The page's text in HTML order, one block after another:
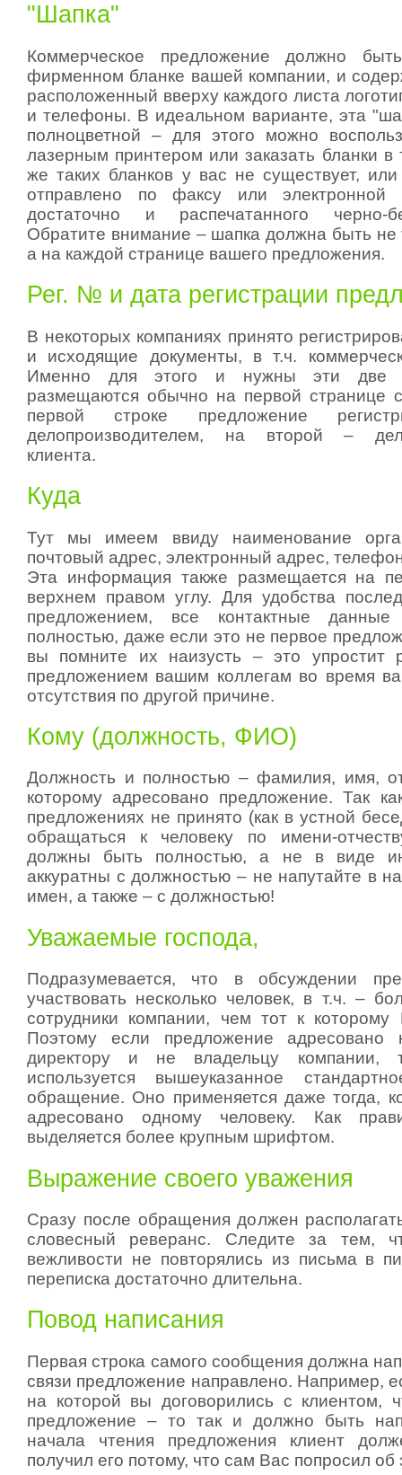
"Шапка"
Коммерческое предложение должно
фирменном бланке вашей компании, и
расположенный вверху каждого листа
и телефоны. В идеальном варианте, эта
полноцветной – для этого можно
лазерным принтером или заказать бланки в
же таких бланков у вас не существует,
отправлено по факсу или
достаточно и распечатанного черно-
Обратите внимание – шапка должна быть не
а на каждой странице вашего предложения.
Рег. № и дата регистрации
В некоторых компаниях принято
и исходящие документы, в т.ч.
Именно для этого и нужны эти две
размещаются обычно на первой странице
первой строке предложение
делопроизводителем, на второй –
клиента.
Куда
Тут мы имеем ввиду наименование
почтовый адрес, электронный адрес,
Эта информация также размещается на
верхнем правом углу. Для удобства
предложением, все контактные данные
полностью, даже если это не первое
вы помните их наизусть – это упростит
предложением вашим коллегам во время
отсутствия по другой причине.
Кому (должность, ФИО)
Должность и полностью – фамилия, имя,
которому адресовано предложение. Так
предложениях не принято (как в устной
обращаться к человеку по имени-
должны быть полностью, а не в виде
аккуратны с должностью – не напутайте в
имен, а также – с должностью!
Уважаемые господа,
Подразумевается, что в обсуждении
участвовать несколько человек, в т.ч. –
сотрудники компании, чем тот к
Поэтому если предложение адресовано
директору и не владельцу компании,
используется вышеуказанное
обращение. Оно применяется даже тогда,
адресовано одному человеку. Как
выделяется более крупным шрифтом.
Выражение своего уважения
Сразу после обращения должен
словесный реверанс. Следите за тем,
вежливости не повторялись из письма в
переписка достаточно длительна.
Повод написания
Первая строка самого сообщения должна
связи предложение направлено. Например,
на которой вы договорились с клиентом,
предложение – то так и должно быть
начала чтения предложения клиент
получил его потому, что сам Вас попросил об